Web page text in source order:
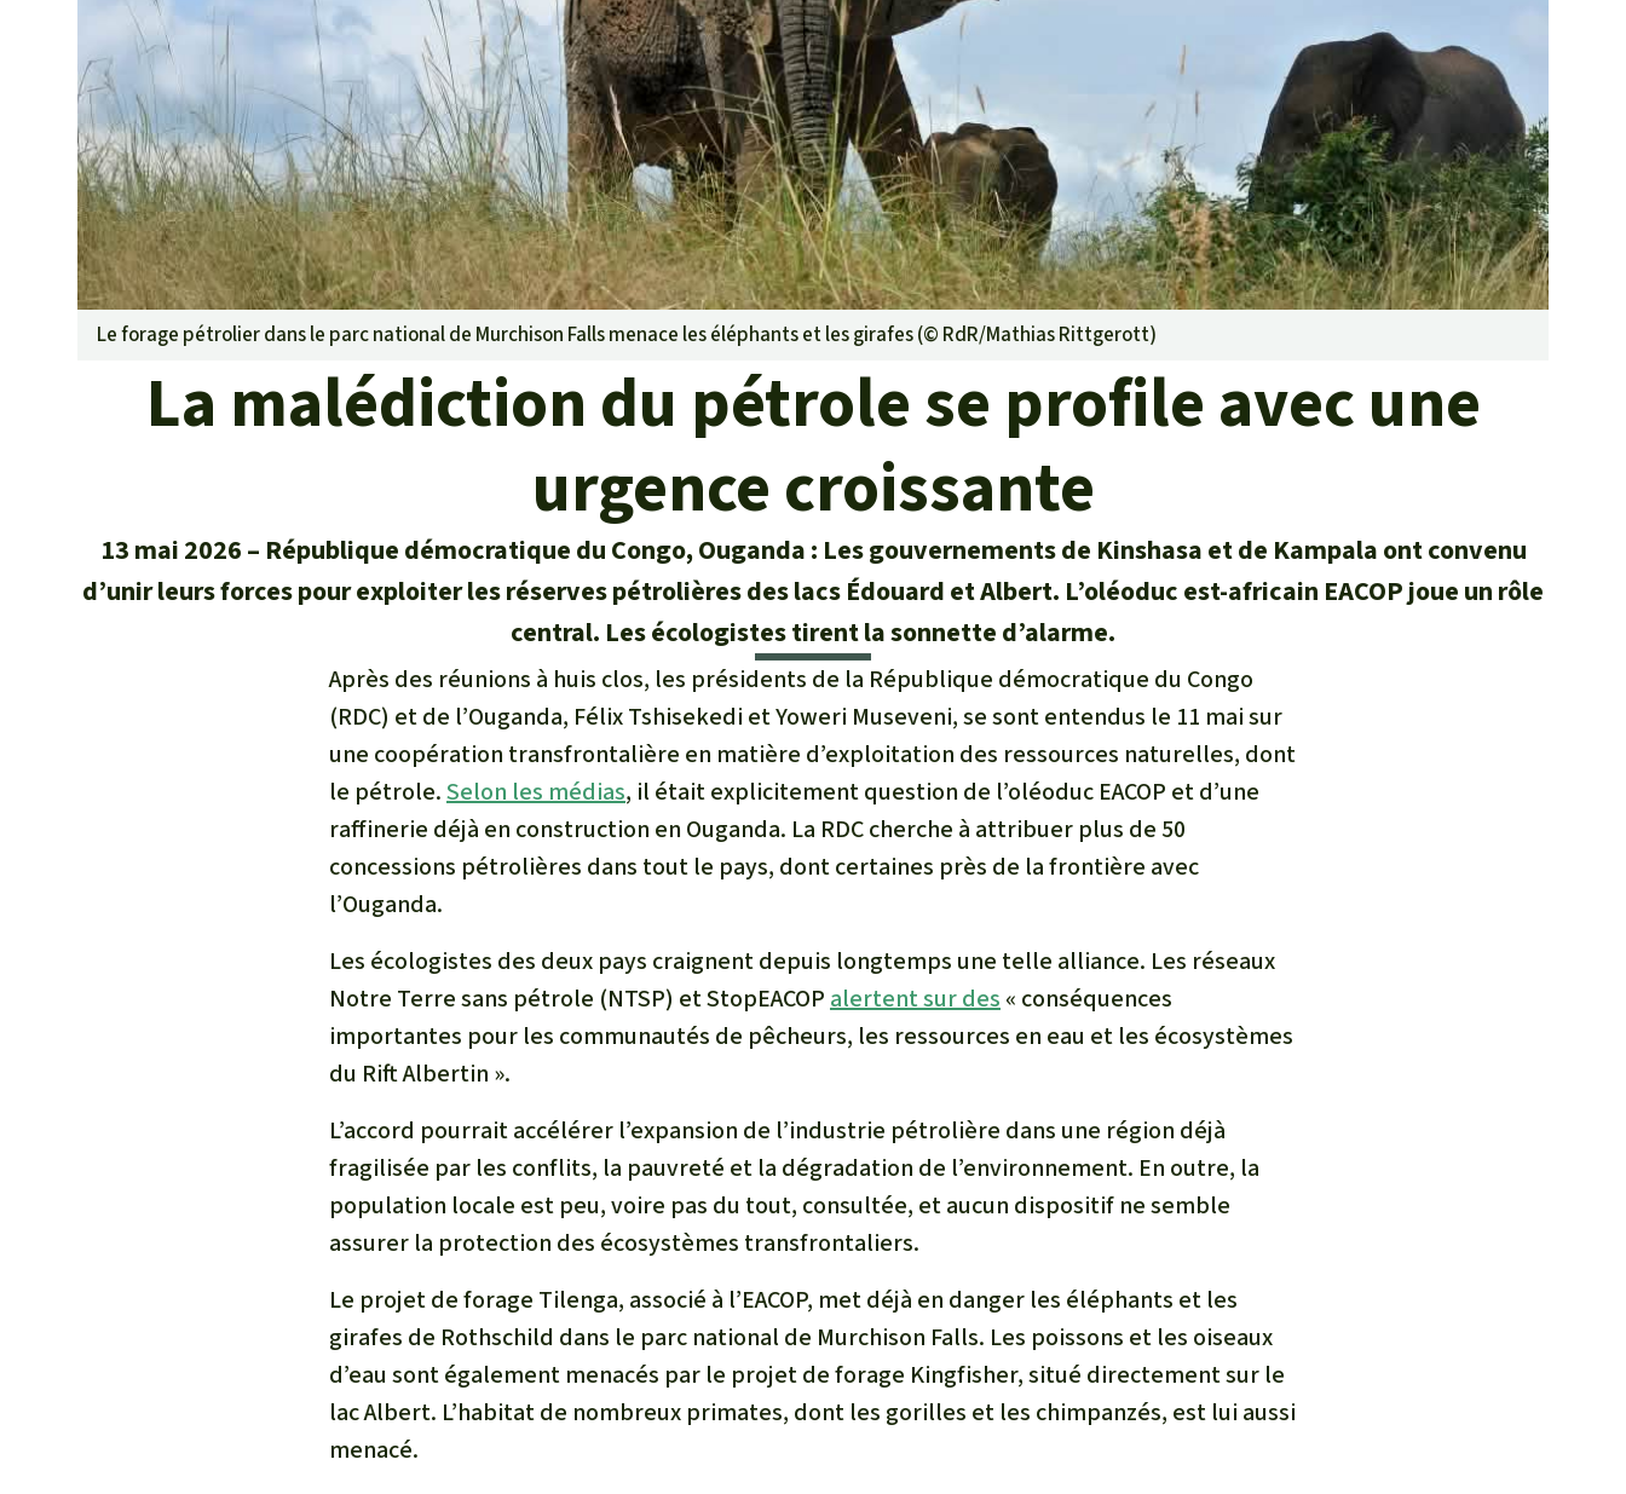
Les biocarburants
L’aluminium
L'élevage industriel
L'or
L'accaparement des terres
Le braconnage
Les barrages
Le ciment et le béton
Les routes
incendies de forêt et
prévention
Collecte de fonds
Le forage pétrolier dans le parc national de Murchison Falls menace les éléphants et les girafes (© RdR/Mathias Rittgerott)
La malédiction du pétrole se profile avec une
urgence croissante
13 mai 2026
République démocratique du Congo, Ouganda : Les gouvernements de Kinshasa et de Kampala ont convenu
d’unir leurs forces pour exploiter les réserves pétrolières des lacs Édouard et Albert. L’oléoduc est-africain EACOP joue un rôle
central. Les écologistes tirent la sonnette d’alarme.
Après des réunions à huis clos, les présidents de la République démocratique du Congo
(RDC) et de l’Ouganda, Félix Tshisekedi et Yoweri Museveni, se sont entendus le 11 mai sur
une coopération transfrontalière en matière d’exploitation des ressources naturelles, dont
le pétrole.Selon les médias, il était explicitement question de l’oléoduc EACOP et d’une
raffinerie déjà en construction en Ouganda. La RDC cherche à attribuer plus de 50
concessions pétrolières dans tout le pays, dont certaines près de la frontière avec
l’Ouganda.
Les écologistes des deux pays craignent depuis longtemps une telle alliance. Les réseaux
Notre Terre sans pétrole (NTSP) etStopEACOPalertent sur des« conséquences
importantes pour les communautés de pêcheurs, les ressources en eau et les écosystèmes
du Rift Albertin ».
L’accord pourrait accélérer l’expansion de l’industrie pétrolière dans une région déjà
fragilisée par les conflits, la pauvreté et la dégradation de l’environnement. En outre, la
population locale est peu, voire pas du tout, consultée, et aucun dispositif ne semble
assurer la protection des écosystèmes transfrontaliers.
Le projet de forage Tilenga, associé à l’EACOP, met déjà en danger les éléphants et les
girafes de Rothschild dans le parc national de Murchison Falls. Les poissons et les oiseaux
d’eau sont également menacés par le projet de forage Kingfisher, situé directement sur le
lac Albert. L’habitat de nombreux primates, dont les gorilles et les chimpanzés, est lui aussi
menacé.